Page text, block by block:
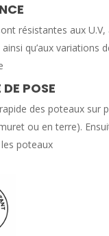
résistantes aux U.V,
qu’aux variations
POSE
des poteaux sur
ou en terre).
poteaux